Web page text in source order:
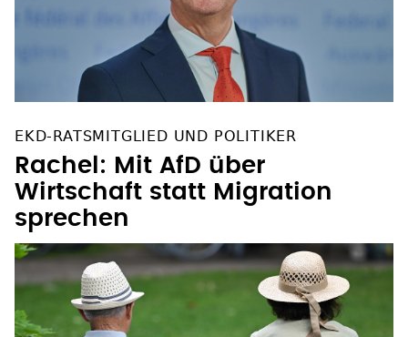
EKD-RATSMITGLIED UND POLITIKER
Rachel: Mit AfD über
Wirtschaft statt Migration
sprechen